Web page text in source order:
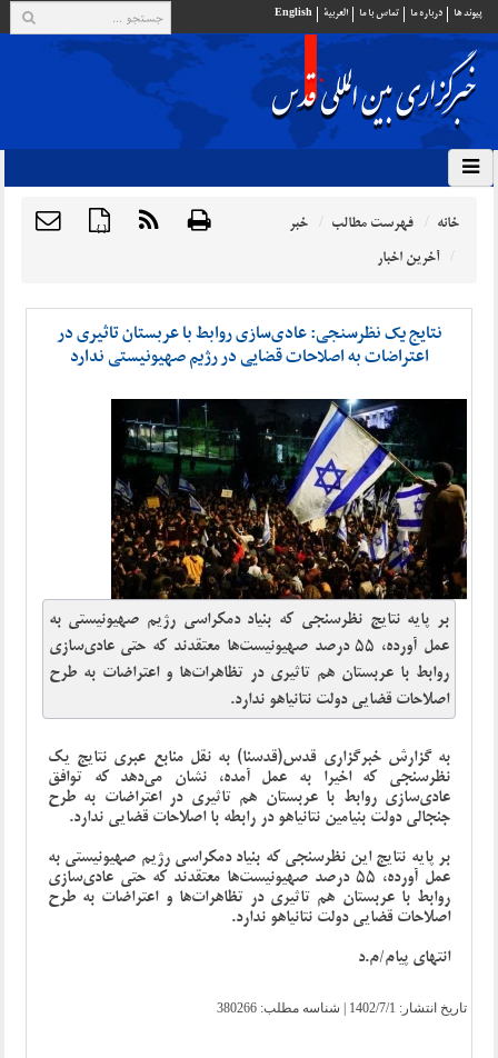
پيوند ها درباره ما تماس با ما العربية English
{ } خانه فهرست مطالب
خبر
آخرین اخبار
نتایج یک نظرسنجی: عادی‌سازی روابط با عربستان تاثیری در
اعتراضات به اصلاحات قضایی در رژیم صهیونیستی ندارد
بر پایه نتایج نظرسنجی که بنیاد دمکراسی رژیم صهیونیستی به
عمل آورده، 55 درصد صهیونیست‌ها معتقدند که حتی عادی‌سازی
روابط با عربستان هم تاثیری در تظاهرات‌ها و اعتراضات به طرح
اصلاحات قضایی دولت نتانیاهو ندارد.
به گزارش خبرگزاری قدس(قدسنا) به نقل منابع عبری نتایج یک
نظرسنجی که اخیرا به عمل آمده، نشان می‌دهد که توافق
عادی‌سازی روابط با عربستان هم تاثیری در اعتراضات به طرح
جنجالی دولت بنیامین نتانیاهو در رابطه با اصلاحات قضایی ندارد.
بر پایه نتایج این نظرسنجی که بنیاد دمکراسی رژیم صهیونیستی به
عمل آورده، 55 درصد صهیونیست‌ها معتقدند که حتی عادی‌سازی
روابط با عربستان هم تاثیری در تظاهرات‌ها و اعتراضات به طرح
اصلاحات قضایی دولت نتانیاهو ندارد.
انتهای پیام/م.د
تاریخ انتشار: 1402/7/1 | شناسه مطلب: 380266